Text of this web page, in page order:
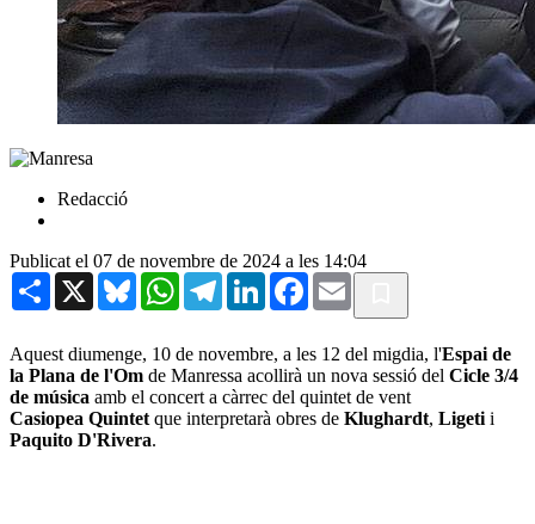
Redacció
Publicat el 07 de novembre de 2024 a les 14:04
Share X BlueskyWhatsAppTelegramLinkedInFacebook
Email
Aquest diumenge, 10 de novembre, a les 12 del migdia, l'Espai de
la Plana de l'Om de Manressa acollirà un nova sessió del Cicle 3/4
de música amb el concert a càrrec del quintet de vent
Casiopea Quintet que interpretarà obres de Klughardt, Ligeti i
Paquito D'Rivera.